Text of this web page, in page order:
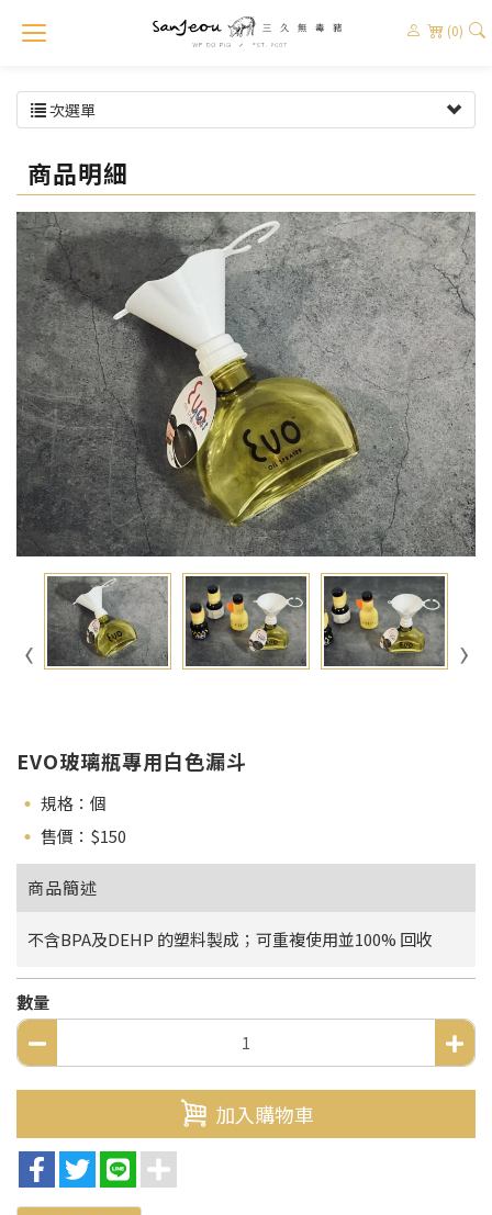
(0)
次選單
商品明細
EVO玻璃瓶專用白色漏斗
規格：個
售價：$150
商品簡述
不含BPA及DEHP 的塑料製成；可重複使用並100% 回收
數量
加入購物車